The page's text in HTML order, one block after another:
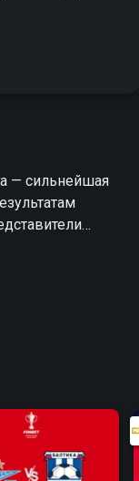
— сильнейшая